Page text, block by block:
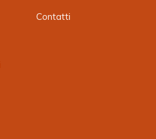
Contatti